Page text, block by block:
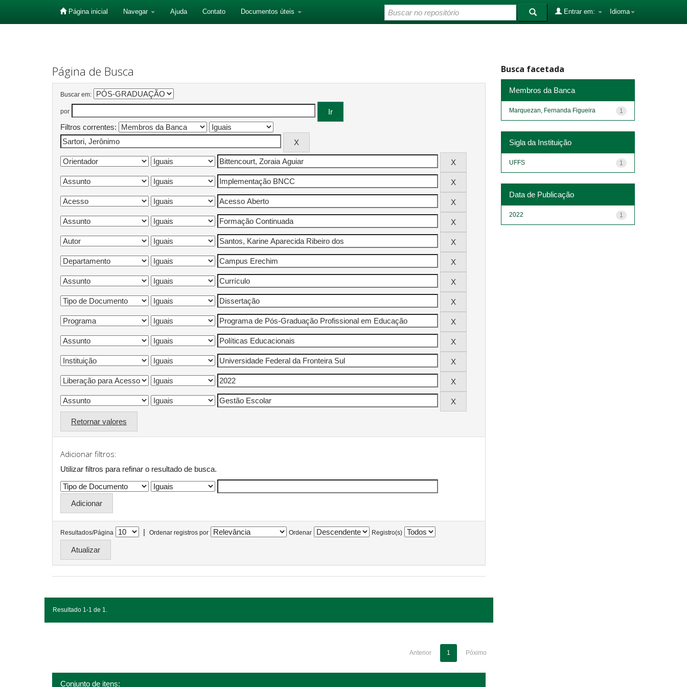
Página inicial Navegar Ajuda Contato Documentos úteis Idioma
Entrar em:
Página de Busca
Buscar em:
por
Filtros correntes:
Retornar valores
Adicionar filtros:
Utilizar filtros para refinar o resultado de busca.
Resultados/Página | Ordenar registros por Ordenar Registro(s)
Resultado 1-1 de 1.
Anterior 1 Póximo
Conjunto de itens:
Busca facetada
Membros da Banca
1
Marquezan, Fernanda Figueira
Sigla da Instituição
1
UFFS
Data de Publicação
1
2022